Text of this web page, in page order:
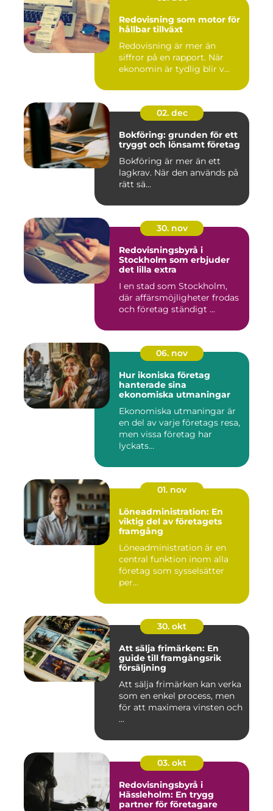
Redovisning som motor för
hållbar tillväxt
Redovisning är mer än
siffror på en rapport. När
ekonomin är tydlig blir v...
02. dec
Bokföring: grunden för ett
tryggt och lönsamt företag
Bokföring är mer än ett
lagkrav. När den används på
rätt sä...
30. nov
Redovisningsbyrå i
Stockholm som erbjuder
det lilla extra
I en stad som Stockholm,
där affärsmöjligheter frodas
och företag ständigt ...
06. nov
Hur ikoniska företag
hanterade sina
ekonomiska utmaningar
Ekonomiska utmaningar är
en del av varje företags resa,
men vissa företag har
lyckats...
01. nov
Löneadministration: En
viktig del av företagets
framgång
Löneadministration är en
central funktion inom alla
företag som sysselsätter
per...
30. okt
Att sälja frimärken: En
guide till framgångsrik
försäljning
Att sälja frimärken kan verka
som en enkel process, men
för att maximera vinsten och
...
03. okt
Redovisningsbyrå i
Hässleholm: En trygg
partner för företagare